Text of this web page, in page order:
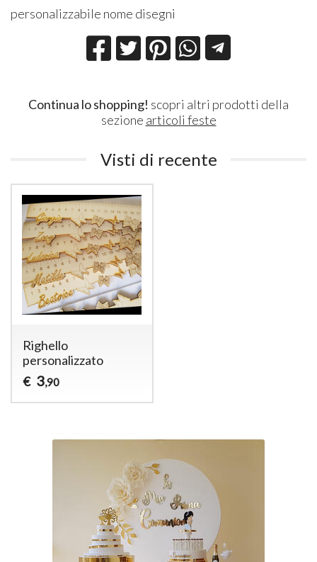
personalizzabile nome disegni
Continua lo shopping! scopri altri prodotti della
sezione articoli feste
Visti di recente
Righello
personalizzato
€ 3,90